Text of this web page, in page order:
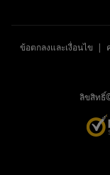
ข้อตกลงและเงื่อนไข |
ลิขสิทธิ์